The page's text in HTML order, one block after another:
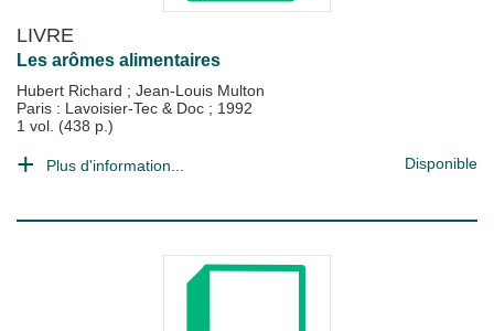
LIVRE
Les arômes alimentaires
Hubert Richard ; Jean-Louis Multon
Paris : Lavoisier-Tec & Doc ; 1992
1 vol. (438 p.)
Plus d'information... Disponible